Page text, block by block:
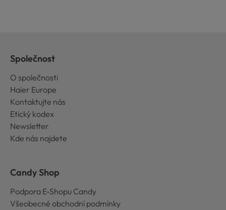
Společnost
O společnosti
Haier Europe
Kontaktujte nás
Etický kodex
Newsletter
Kde nás najdete
Candy Shop
Podpora E-Shopu Candy
Všeobecné obchodní podmínky